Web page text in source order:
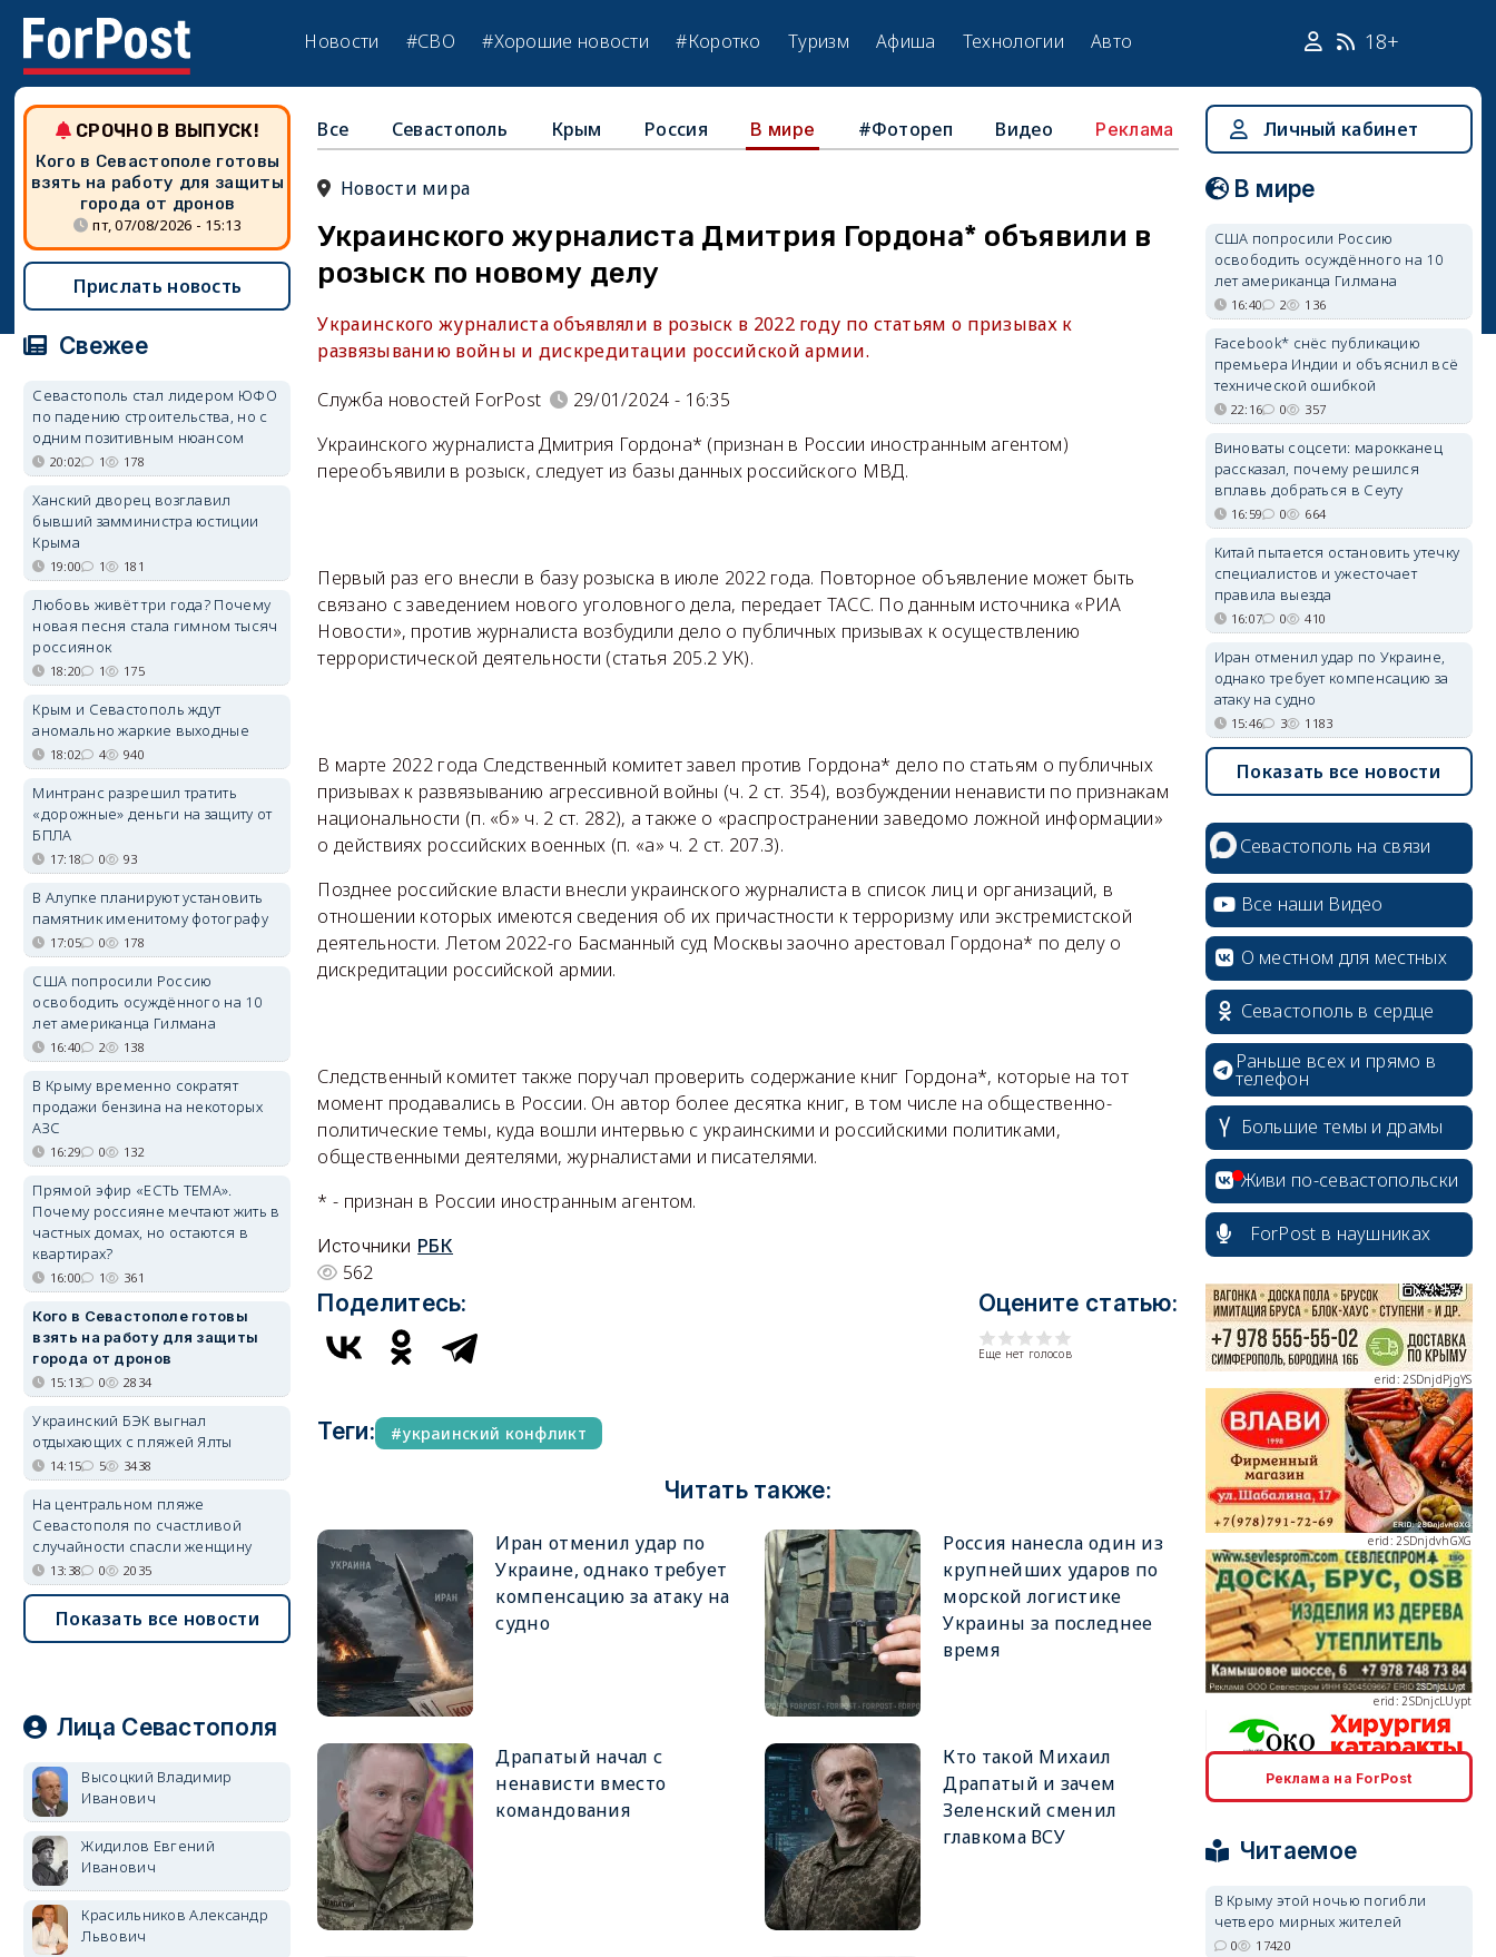
Новости #СВО #Хорошие новости #Коротко Туризм Афиша Технологии Авто 18+
Все Севастополь Крым Россия В мире #Фотореп Видео Реклама
Новости мира
Украинского журналиста Дмитрия Гордона* объявили в
розыск по новому делу
Украинского журналиста объявляли в розыск в 2022 году по статьям о призывах к
развязыванию войны и дискредитации российской армии.
Служба новостей ForPost
29/01/2024 - 16:35
Украинского журналиста Дмитрия Гордона* (признан в России иностранным агентом)
переобъявили в розыск, следует из базы данных российского МВД.
Первый раз его внесли в базу розыска в июле 2022 года. Повторное объявление может быть
связано с заведением нового уголовного дела, передает ТАСС. По данным источника «РИА
Новости», против журналиста возбудили дело о публичных призывах к осуществлению
террористической деятельности (статья 205.2 УК).
В марте 2022 года Следственный комитет завел против Гордона* дело по статьям о публичных
призывах к развязыванию агрессивной войны (ч. 2 ст. 354), возбуждении ненависти по признакам
национальности (п. «б» ч. 2 ст. 282), а также о «распространении заведомо ложной информации»
о действиях российских военных (п. «а» ч. 2 ст. 207.3).
Позднее российские власти внесли украинского журналиста в список лиц и организаций, в
отношении которых имеются сведения об их причастности к терроризму или экстремистской
деятельности. Летом 2022-го Басманный суд Москвы заочно арестовал Гордона* по делу о
дискредитации российской армии.
Следственный комитет также поручал проверить содержание книг Гордона*, которые на тот
момент продавались в России. Он автор более десятка книг, в том числе на общественно-
политические темы, куда вошли интервью с украинскими и российскими политиками,
общественными деятелями, журналистами и писателями.
* - признан в России иностранным агентом.
Источники РБК
562
Поделитесь: Оцените статью:
Еще нет голосов
Теги: украинский конфликт
Читать также:
Иран отменил удар по
Украине, однако требует
компенсацию за атаку на
судно
Россия нанесла один из
крупнейших ударов по
морской логистике
Украины за последнее
время
Драпатый начал с
ненависти вместо
командования
Кто такой Михаил
Драпатый и зачем
Зеленский сменил
главкома ВСУ
СРОЧНО В ВЫПУСК!
Кого в Севастополе готовы
взять на работу для защиты
города от дронов
пт, 07/08/2026 - 15:13
Прислать новость
Свежее
Севастополь стал лидером ЮФО
по падению строительства, но с
одним позитивным нюансом
20:02 1 178
Ханский дворец возглавил
бывший замминистра юстиции
Крыма
19:00 1 181
Любовь живёт три года? Почему
новая песня стала гимном тысяч
россиянок
18:20 1 175
Крым и Севастополь ждут
аномально жаркие выходные
18:02 4 940
Минтранс разрешил тратить
«дорожные» деньги на защиту от
БПЛА
17:18 0 93
В Алупке планируют установить
памятник именитому фотографу
17:05 0 178
США попросили Россию
освободить осуждённого на 10
лет американца Гилмана
16:40 2 138
В Крыму временно сократят
продажи бензина на некоторых
АЗС
16:29 0 132
Прямой эфир «ЕСТЬ ТЕМА».
Почему россияне мечтают жить в
частных домах, но остаются в
квартирах?
16:00 1 361
Кого в Севастополе готовы
взять на работу для защиты
города от дронов
15:13 0 2834
Украинский БЭК выгнал
отдыхающих с пляжей Ялты
14:15 5 3438
На центральном пляже
Севастополя по счастливой
случайности спасли женщину
13:38 0 2035
Показать все новости
Лица Севастополя
Высоцкий Владимир
Иванович
Жидилов Евгений
Иванович
Красильников Александр
Львович
Личный кабинет
В мире
США попросили Россию
освободить осуждённого на 10
лет американца Гилмана
16:40 2 136
Facebook* снёс публикацию
премьера Индии и объяснил всё
технической ошибкой
22:16 0 357
Виноваты соцсети: марокканец
рассказал, почему решился
вплавь добраться в Сеуту
16:59 0 664
Китай пытается остановить утечку
специалистов и ужесточает
правила выезда
16:07 0 410
Иран отменил удар по Украине,
однако требует компенсацию за
атаку на судно
15:46 3 1183
Показать все новости
Севастополь на связи
Все наши Видео
О местном для местных
Севастополь в сердце
Раньше всех и прямо в
телефон
Большие темы и драмы
Живи по-севастопольски
ForPost в наушниках
erid: 2SDnjcrDNw6
erid: 2SDnjdPjgYS
erid: 2SDnjdvhGXG
erid: 2SDnjcLUypt
erid: 2SDnjcrDNw6
Реклама на ForPost
Читаемое
В Крыму этой ночью погибли
четверо мирных жителей
0 17420